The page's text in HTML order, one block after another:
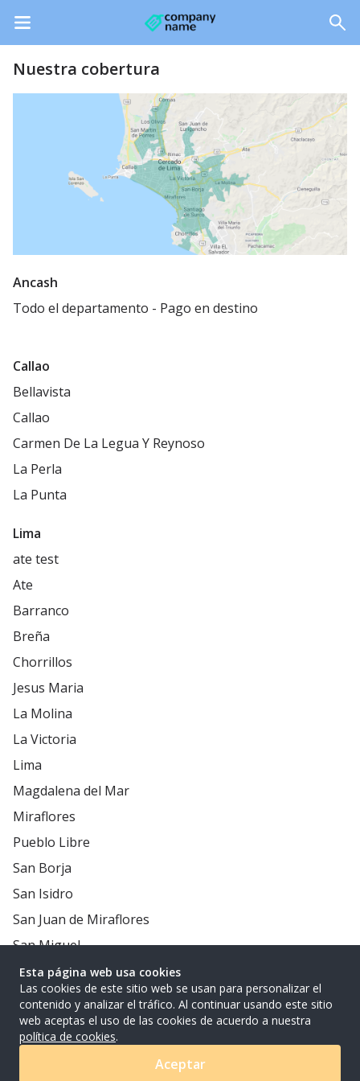
Nuestra cobertura
Ancash
Todo el departamento - Pago en destino
Callao
Bellavista
Callao
Carmen De La Legua Y Reynoso
La Perla
La Punta
Lima
ate test
Ate
Barranco
Breña
Chorrillos
Jesus Maria
La Molina
La Victoria
Lima
Magdalena del Mar
Miraflores
Pueblo Libre
San Borja
San Isidro
San Juan de Miraflores
San Miguel
Santiago de Surco
Surquillo
Provincia
Esta página web usa cookies
Las cookies de este sitio web se usan para personalizar el
contenido y analizar el tráfico. Al continuar usando este sitio
web aceptas el uso de las cookies de acuerdo a nuestra
política de cookies.
Aceptar